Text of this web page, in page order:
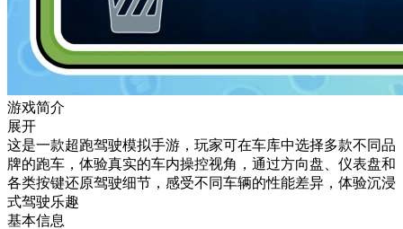
游戏简介
展开
这是一款超跑驾驶模拟手游，玩家可在车库中选择多款不同品
牌的跑车，体验真实的车内操控视角，通过方向盘、仪表盘和
各类按键还原驾驶细节，感受不同车辆的性能差异，体验沉浸
式驾驶乐趣
基本信息